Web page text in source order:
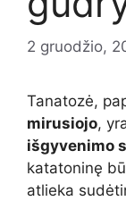
2 gruodžio,
Tanatozė,
mirusiojo,
išgyvenimo
katatoninę
atlieka